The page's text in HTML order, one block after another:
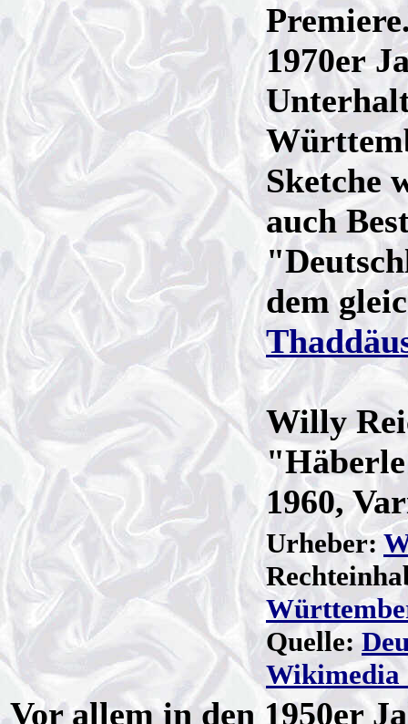
1970er
Sketche
auch
dem
Willy
1960,
Urheber:
Quelle:
Wikimedia
Vor allem in den 1950er